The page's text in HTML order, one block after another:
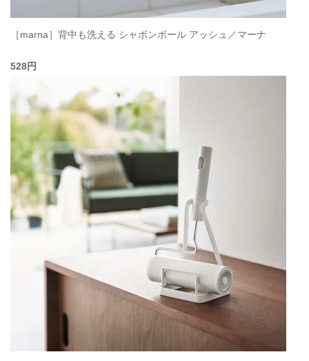
［marna］背中も洗える シャボンボール アッシュ／マーナ
528円